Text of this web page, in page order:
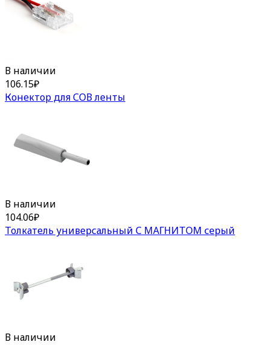
В наличии
106.15₽
Конектор для СОВ ленты
В наличии
104.06₽
Толкатель универсальный С МАГНИТОМ серый
В наличии